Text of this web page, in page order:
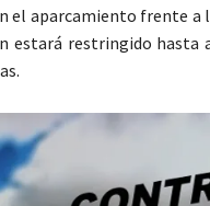
el aparcamiento frente a
estará restringido hasta